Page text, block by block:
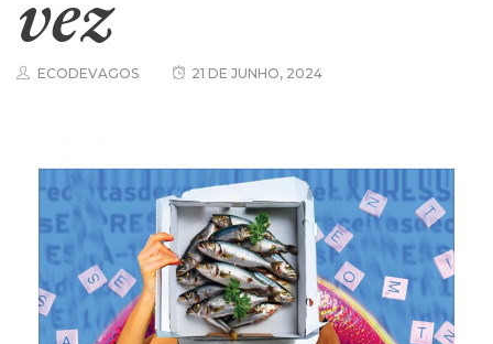
ECODEVAGOS 21 DE JUNHO, 2024